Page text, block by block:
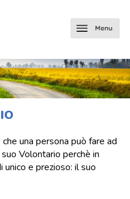
una persona può fare ad
Volontario perchè in
e prezioso: il suo